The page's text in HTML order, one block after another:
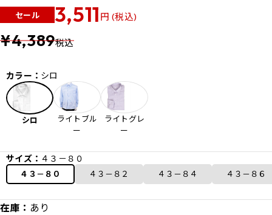
セール 3,511 円 (税込)
¥4,389税込
カラー： シロ
シロ
ライトブル
ー
ライトグレ
ー
サイズ： ４３－８０
４３－８０ ４３－８２ ４３－８４ ４３－８６
在庫： あり